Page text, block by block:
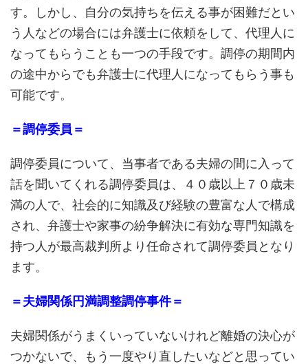
す。しかし、自分の気持ちを伝える事が困難だとい
う人などの場合には弁護士に依頼をして、代理人に
なってもらうことも一つの手段です。調停の期間内
の途中からでも弁護士に代理人になってもらう事も
可能です。
＝調停委員＝
調停委員について、当事者である夫婦の間に入って
話を聞いてくれる調停委員は、４０歳以上７０歳未
満の人で、社会的に知識及び経験の豊富な人で構成
され、弁護士や家事の紛争解決に有効な専門知識を
持つ人が最高裁判所より任命されて調停委員となり
ます。
＝夫婦関係円満調整調停事件＝
夫婦関係がうまくいっていないけれど離婚の決心が
つかないで、もう一度やり直したいなどと思ってい